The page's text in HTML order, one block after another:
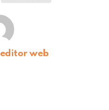
editor web